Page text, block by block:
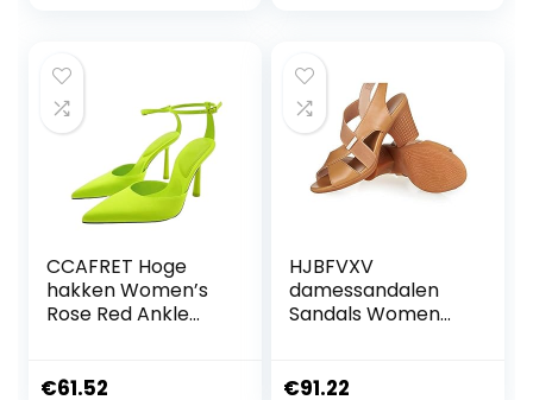
Wedding Shoes
CCAFRET Hoge
hakken Women’s
Rose Red Ankle
Sandals Women’s
€61.52
HJBFVXV
damessandalen
Sandals Women
Heels Thick Heel
€91.22